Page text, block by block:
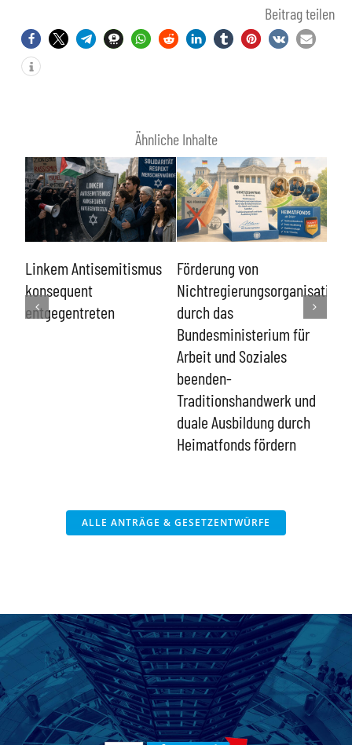
Beitrag teilen
Ähnliche Inhalte
Linkem Antisemitismus
konsequent
entgegentreten
Förderung von
durch das
Bundesministerium für
Arbeit und Soziales
beenden-
Traditionshandwerk und
duale Ausbildung durch
Heimatfonds fördern
ALLE ANTRÄGE & GESETZENTWÜRFE